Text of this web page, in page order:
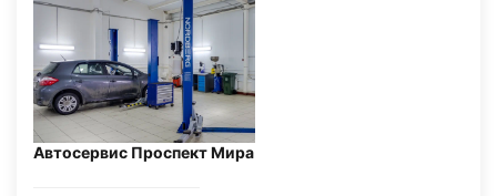
Автосервис Проспект Мира